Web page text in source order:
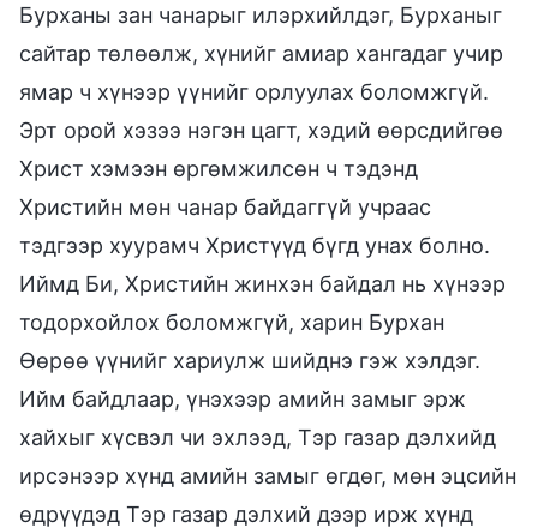
Бурханы зан чанарыг илэрхийлдэг, Бурханыг
сайтар төлөөлж, хүнийг амиар хангадаг учир
ямар ч хүнээр үүнийг орлуулах боломжгүй.
Эрт орой хэзээ нэгэн цагт, хэдий өөрсдийгөө
Христ хэмээн өргөмжилсөн ч тэдэнд
Христийн мөн чанар байдаггүй учраас
тэдгээр хуурамч Христүүд бүгд унах болно.
Иймд Би, Христийн жинхэн байдал нь хүнээр
тодорхойлох боломжгүй, харин Бурхан
Өөрөө үүнийг хариулж шийднэ гэж хэлдэг.
Ийм байдлаар, үнэхээр амийн замыг эрж
хайхыг хүсвэл чи эхлээд, Тэр газар дэлхийд
ирсэнээр хүнд амийн замыг өгдөг, мөн эцсийн
өдрүүдэд Тэр газар дэлхий дээр ирж хүнд